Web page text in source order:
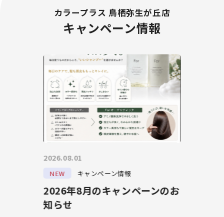
カラープラス 鳥栖弥生が丘店
キャンペーン情報
2026.08.01
NEW キャンペーン情報
2026年8月のキャンペーンのお
知らせ